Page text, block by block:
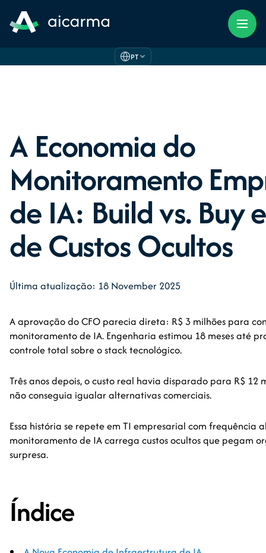
PT
A Economia do
Monitoramento
de IA: Build vs. Buy
de Custos Ocultos
Última atualização: 18 November 2025
A aprovação do CFO parecia direta: R$ 3 milhões para
monitoramento de IA. Engenharia estimou 18 meses até
controle total sobre o stack tecnológico.
Três anos depois, o custo real havia disparado para R$
não conseguia igualar alternativas comerciais.
Essa história se repete em TI empresarial com
monitoramento de IA carrega custos ocultos que pegam
surpresa.
Índice